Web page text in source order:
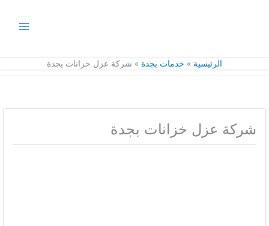
الرئيسية خدمات بجدة شركة عزل خزانات بجدة
شركة عزل خزانات بجدة